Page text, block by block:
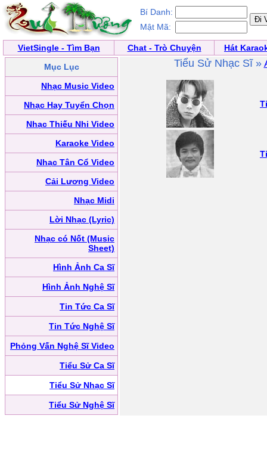
Bí Danh:
Mật Mã:
VietSingle - Tìm Bạn Chat - Trò Chuyện
Hát
Mục Lục
Nhạc Music Video
Nhạc Hay Tuyển Chọn
Nhạc Thiếu Nhi Video
Karaoke Video
Nhạc Tân Cổ Video
Cải Lương Video
Nhạc Midi
Lời Nhạc (Lyric)
Nhạc có Nốt (Music
Sheet)
Hình Ảnh Ca Sĩ
Hình Ảnh Nghệ Sĩ
Tin Tức Ca Sĩ
Tin Tức Nghệ Sĩ
Phỏng Vấn Nghệ Sĩ Video
Tiểu Sử Ca Sĩ
Tiểu Sử Nhạc Sĩ
Tiểu Sử Nghệ Sĩ
Tiểu Sử Nhạc Sĩ »